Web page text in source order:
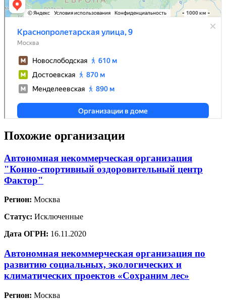
Похожие организации
Автономная некоммерческая организация
"Конно-спортивный оздоровительный центр
Фактор"
Регион: Москва
Статус: Исключенные
Дата ОГРН: 16.11.2020
Автономная некоммерческая организация по
развитию социальных, экологических и
климатических проектов «Сохраним лес»
Регион: Москва